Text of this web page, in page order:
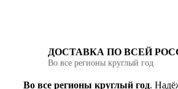
ДОСТАВКА ПО ВСЕЙ
Во все регионы круглый год
Во все регионы круглый год.